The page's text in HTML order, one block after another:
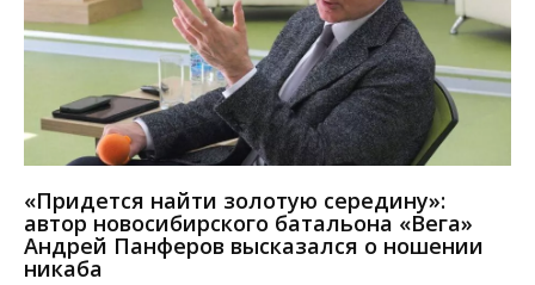
«Придется найти золотую середину»:
автор новосибирского батальона «Вега»
Андрей Панферов высказался о ношении
никаба